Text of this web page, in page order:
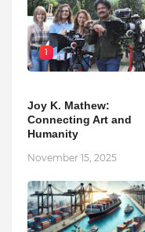
1
Joy K. Mathew:
Connecting Art and
Humanity
November 15, 2025